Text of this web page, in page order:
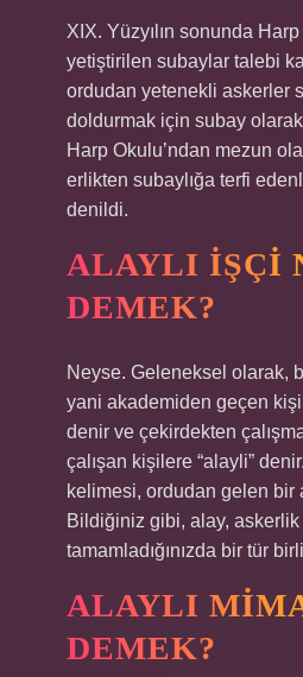
XIX. Yüzyılın sonunda
yetiştirilen subaylar talebi
ordudan yetenekli askerler
doldurmak için subay
Harp Okulu’ndan mezun
erlikten subaylığa terfi
denildi.
ALAYLI IŞÇI
DEMEK?
Neyse. Geleneksel olarak,
yani akademiden geçen
denir ve çekirdekten
çalışan kişilere “alayli”
kelimesi, ordudan gelen bir
Bildiğiniz gibi, alay,
tamamladığınızda bir tür
ALAYLI
DEMEK?